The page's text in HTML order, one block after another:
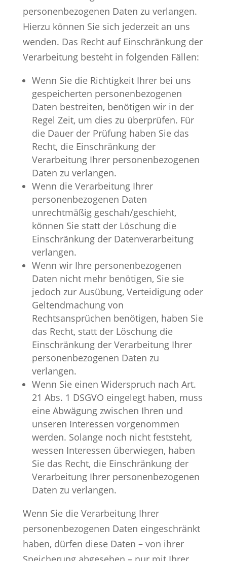
personenbezogenen Daten zu verlangen.
Hierzu können Sie sich jederzeit an uns
wenden. Das Recht auf Einschränkung der
Verarbeitung besteht in folgenden Fällen:
Wenn Sie die Richtigkeit Ihrer bei uns
gespeicherten personenbezogenen
Daten bestreiten, benötigen wir in der
Regel Zeit, um dies zu überprüfen. Für
die Dauer der Prüfung haben Sie das
Recht, die Einschränkung der
Verarbeitung Ihrer personenbezogenen
Daten zu verlangen.
Wenn die Verarbeitung Ihrer
personenbezogenen Daten
unrechtmäßig geschah/geschieht,
können Sie statt der Löschung die
Einschränkung der Datenverarbeitung
verlangen.
Wenn wir Ihre personenbezogenen
Daten nicht mehr benötigen, Sie sie
jedoch zur Ausübung, Verteidigung oder
Geltendmachung von
Rechtsansprüchen benötigen, haben Sie
das Recht, statt der Löschung die
Einschränkung der Verarbeitung Ihrer
personenbezogenen Daten zu
verlangen.
Wenn Sie einen Widerspruch nach Art.
21 Abs. 1 DSGVO eingelegt haben, muss
eine Abwägung zwischen Ihren und
unseren Interessen vorgenommen
werden. Solange noch nicht feststeht,
wessen Interessen überwiegen, haben
Sie das Recht, die Einschränkung der
Verarbeitung Ihrer personenbezogenen
Daten zu verlangen.
Wenn Sie die Verarbeitung Ihrer
personenbezogenen Daten eingeschränkt
haben, dürfen diese Daten – von ihrer